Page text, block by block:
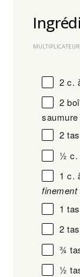
MULTIPLICATEUR
2 c.
2
saumure
2
½ c.
1 c.
finement
1
2
¾
½